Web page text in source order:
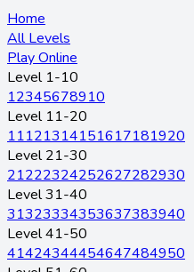
Home
All Levels
Play Online
Level 1-10
12345678910
Level 11-20
11121314151617181920
Level 21-30
21222324252627282930
Level 31-40
31323334353637383940
Level 41-50
41424344454647484950